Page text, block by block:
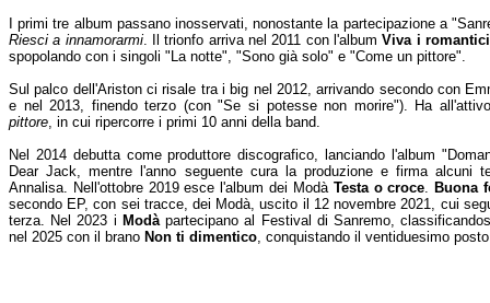
I primi tre album passano inosservati, nonostante la partecipazione a
Riesci a innamorarmi. Il trionfo arriva nel 2011 con l'albumViva i romantici
spopolando con i singoli "La notte", "Sono già solo" e "Come un pittore".
Sul palco dell'Ariston ci risale tra i big nel 2012, arrivando secondo con
e nel 2013, finendo terzo (con "Se si potesse non morire"). Ha
pittore, in cui ripercorre i primi 10 anni della band.
Nel 2014 debutta come produttore discografico, lanciando l'album
Dear Jack, mentre l'anno seguente cura la produzione e firma alcuni
Annalisa. Nell'ottobre 2019 esce l'album dei Modà Testa o croce. Buona
secondo EP, con sei tracce, dei Modà, uscito il 12 novembre 2021, cui
terza. Nel 2023 i Modàpartecipano al Festival di Sanremo,
nel 2025 con il brano Non ti dimentico, conquistando il ventiduesimo